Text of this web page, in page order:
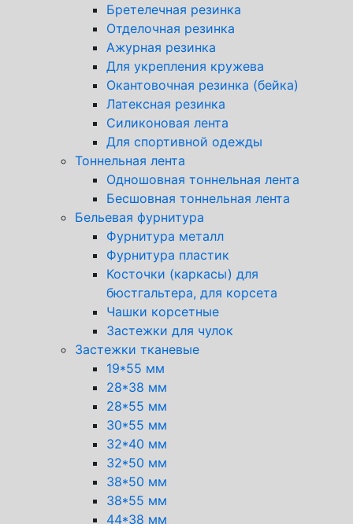
Бретелечная резинка
Отделочная резинка
Ажурная резинка
Для укрепления кружева
Окантовочная резинка (бейка)
Латексная резинка
Силиконовая лента
Для спортивной одежды
Тоннельная лента
Одношовная тоннельная лента
Бесшовная тоннельная лента
Бельевая фурнитура
Фурнитура металл
Фурнитура пластик
Косточки (каркасы) для
бюстгальтера, для корсета
Чашки корсетные
Застежки для чулок
Застежки тканевые
19*55 мм
28*38 мм
28*55 мм
30*55 мм
32*40 мм
32*50 мм
38*50 мм
38*55 мм
44*38 мм